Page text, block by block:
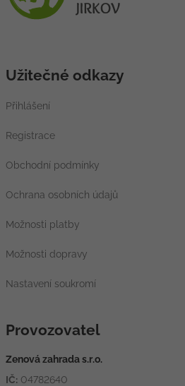
Užitečné odkazy
Přihlášení
Registrace
Obchodní podmínky
Ochrana osobních údajů
Možnosti platby
Možnosti dopravy
Nastavení soukromí
Provozovatel
Zenová zahrada s.r.o.
IČ: 04782640